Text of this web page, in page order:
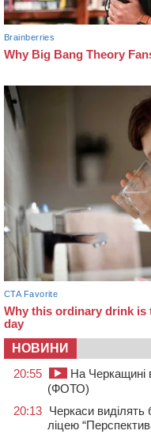
НОВИНИ
20:55
На Черкащині
(ФОТО)
20:13 Черкаси виділять
ліцею